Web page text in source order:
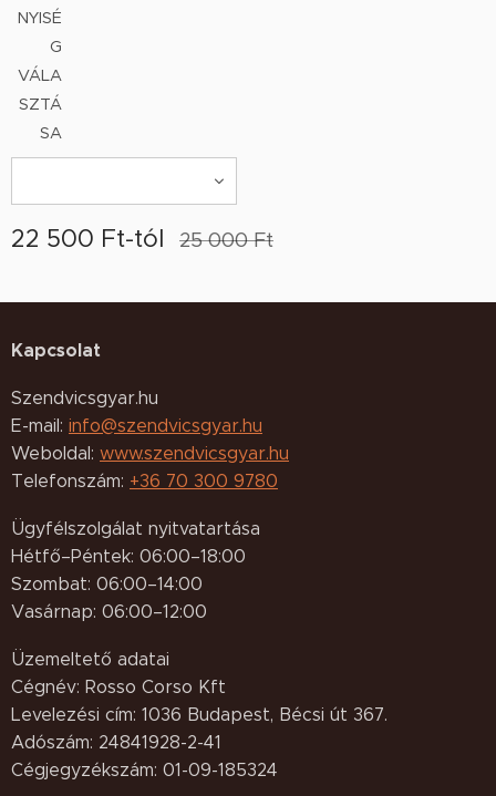
NYISÉ
G
VÁLA
SZTÁ
SA
22 500 Ft-tól 25 000Ft
Kapcsolat
Szendvicsgyar.hu
E-mail: info@szendvicsgyar.hu
Weboldal: www.szendvicsgyar.hu
Telefonszám: +36 70 300 9780
Ügyfélszolgálat nyitvatartása
Hétfő–Péntek: 06:00–18:00
Szombat: 06:00–14:00
Vasárnap: 06:00–12:00
Üzemeltető adatai
Cégnév: Rosso Corso Kft
Levelezési cím: 1036 Budapest, Bécsi út 367.
Adószám: 24841928-2-41
Cégjegyzékszám: 01-09-185324